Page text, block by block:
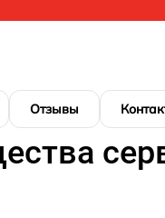
Отзывы